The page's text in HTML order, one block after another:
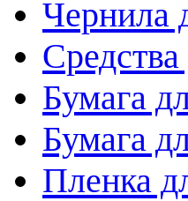
Чернила
Бумага
Бумага
Пленка